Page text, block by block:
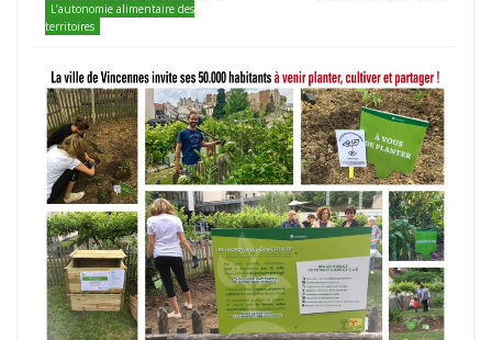
L’autonomie alimentaire des
territoires